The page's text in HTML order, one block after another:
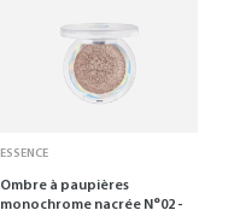
ESSENCE
Ombre à paupières
monochrome nacrée N°02 -